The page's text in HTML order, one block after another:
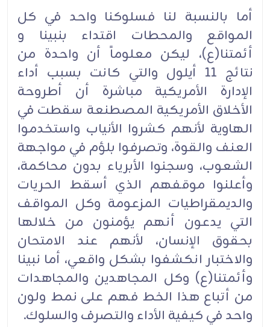
أما بالنسبة لنا فسلوكنا واحد في كل
المواقع والمحطات اقتداء بنبينا و
أئمتنا(ع)، ليكن معلوماً أن واحدة من
نتائج 11 أيلول والتي كانت بسبب أداء
الإدارة الأمريكية مباشرة أن أطروحة
الأخلاق الأمريكية المصطنعة سقطت في
الهاوية لأنهم كشروا الأنياب واستخدموا
العنف والقوة، وتصرفوا بلؤم في مواجهة
الشعوب، وسجنوا الأبرياء بدون محاكمة،
وأعلنوا موقفهم الذي أسقط الحريات
والديمقراطيات المزعومة وكل المواقف
التي يدعون أنهم يؤمنون من خلالها
بحقوق الإنسان، لأنهم عند الامتحان
والاختبار انكشفوا بشكل واقعي، أما نبينا
وأئمتنا(ع) وكل المجاهدين والمجاهدات
من أتباع هذا الخط فهم على نمط ولون
واحد في كيفية الأداء والتصرف والسلوك.‏